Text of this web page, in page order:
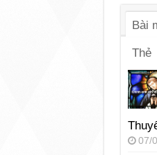
Bài
Thẻ
07/